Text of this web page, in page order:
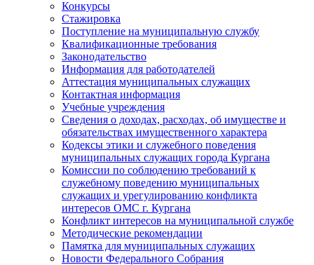
Конкурсы
Стажировка
Поступление на муниципальную службу
Квалификационные требования
Законодательство
Информация для работодателей
Аттестация муниципальных служащих
Контактная информация
Учебные учреждения
Сведения о доходах, расходах, об имуществе и
обязательствах имущественного характера
Кодексы этики и служебного поведения
муниципальных служащих города Кургана
Комиссии по соблюдению требований к
служебному поведению муниципальных
служащих и урегулированию конфликта
интересов ОМС г. Кургана
Конфликт интересов на муниципальной службе
Методические рекомендации
Памятка для муниципальных служащих
Новости Федерального Cобрания